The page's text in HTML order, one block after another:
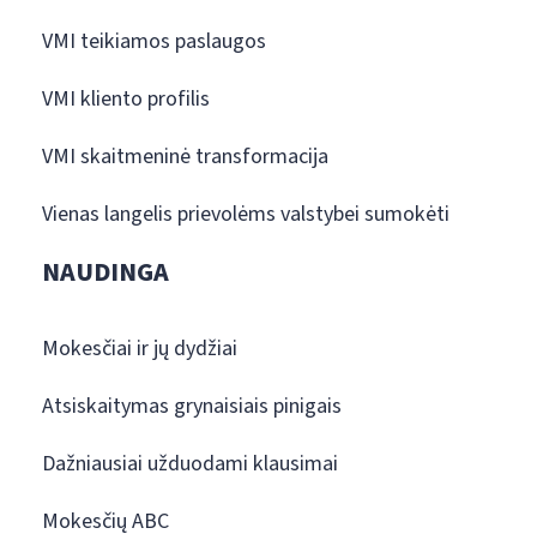
VMI teikiamos paslaugos
VMI kliento profilis
VMI skaitmeninė transformacija
Vienas langelis prievolėms valstybei sumokėti
NAUDINGA
Mokesčiai ir jų dydžiai
Atsiskaitymas grynaisiais pinigais
Dažniausiai užduodami klausimai
Mokesčių ABC